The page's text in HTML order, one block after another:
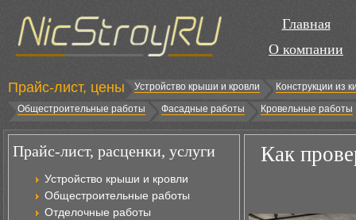
Главная
О компании
Прайс-лист, цены Устройство крыши и кровли
Конструкции из
Общестроительные работы
Фасадные работы Кровельные работы
Прайс-лист, расценки, услуги
Устройство крыши и кровли
Общестроительные работы
Отделочные работы
Как